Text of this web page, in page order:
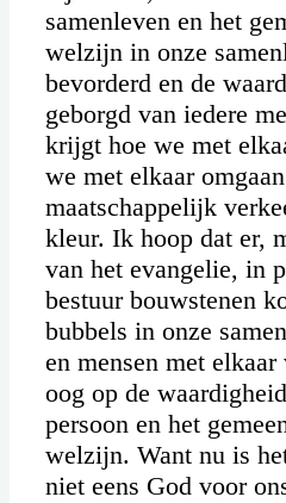
samenleven en het
welzijn in onze
bevorderd en de
geborgd van iedere
krijgt hoe we met
we met elkaar
maatschappelijk
kleur. Ik hoop dat er,
van het evangelie, in
bestuur bouwstenen
bubbels in onze
en mensen met
oog op de
persoon en het
welzijn. Want nu is
niet eens God voor